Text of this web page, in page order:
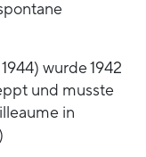
wurde 1942
und musste
in